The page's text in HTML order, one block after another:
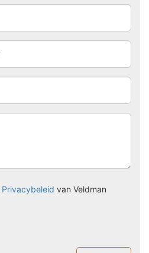
Privacybeleid van Veldman